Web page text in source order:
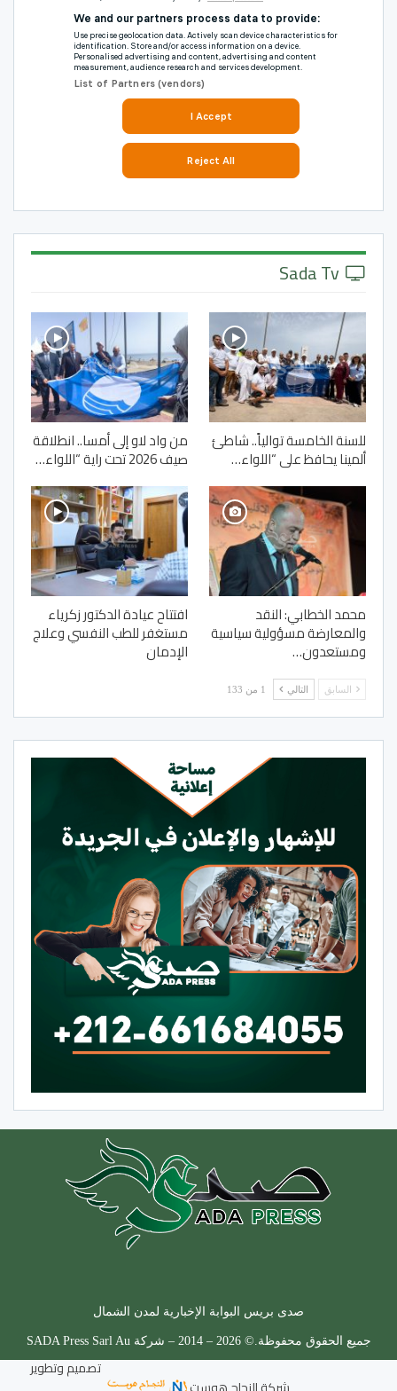
للسنة الخامسة توالياً.. شاطئ
ألمينا يحافظ على “اللواء…
من واد لاو إلى أمسا.. انطلاقة
صيف 2026 تحت راية “اللواء…
محمد الخطابي: النقد
والمعارضة مسؤولية سياسية
ومستعدون…
افتتاح عيادة الدكتور زكرياء
مستغفر للطب النفسي وعلاج
الإدمان
السابق التالي 1 من 133
صدى بريس البوابة الإخبارية لمدن الشمال
جميع الحقوق محفوظة.© 2026 – 2014 – شركة SADA Press Sarl Au
تصميم وتطوير